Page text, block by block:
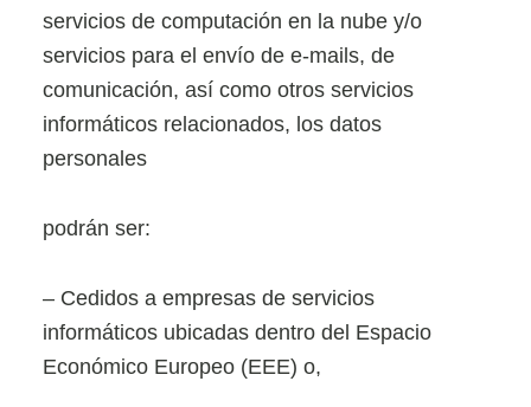
servicios de computación en la nube y/o
servicios para el envío de e-mails, de
comunicación, así como otros servicios
informáticos relacionados, los datos
personales
podrán ser:
– Cedidos a empresas de servicios
informáticos ubicadas dentro del Espacio
Económico Europeo (EEE) o,